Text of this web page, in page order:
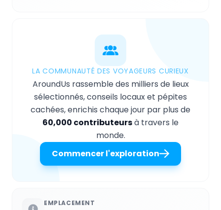
LA COMMUNAUTÉ DES VOYAGEURS CURIEUX
AroundUs rassemble des milliers de lieux
sélectionnés, conseils locaux et pépites
cachées, enrichis chaque jour par plus de
60,000 contributeursà travers le
monde.
Commencer l'exploration
EMPLACEMENT